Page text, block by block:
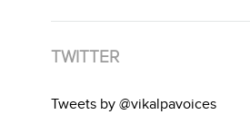
TWITTER
Tweets by @vikalpavoices